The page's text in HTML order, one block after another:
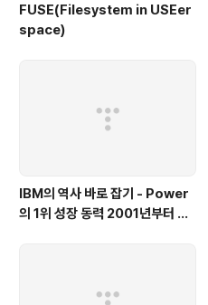
FUSE(Filesystem in USEer
space)
IBM의 역사 바로 잡기 - Power
의 1위 성장 동력 2001년부터 가